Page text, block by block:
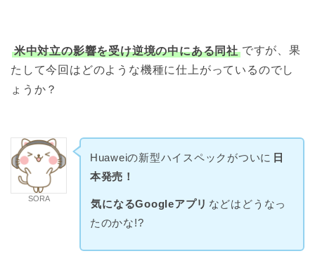
米中対立の影響を受け逆境の中にある同社 ですが、果
たして今回はどのような機種に仕上がっているのでし
ょうか？
SORA
Huaweiの新型ハイスペックがついに 日
本発売！
気になるGoogleアプリ などはどうなっ
たのかな!?